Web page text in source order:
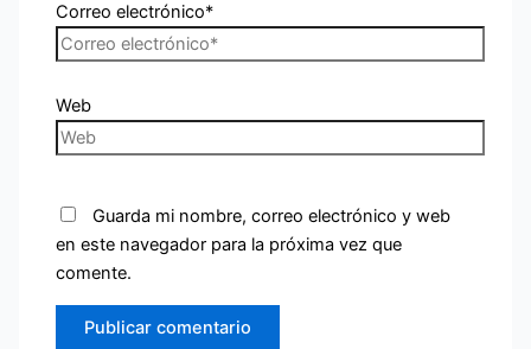
Correo electrónico*
Web
Guarda mi nombre, correo electrónico y web
en este navegador para la próxima vez que
comente.